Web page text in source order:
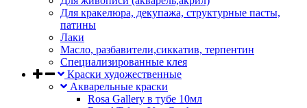
Для кракелюра, декупажа, структурные пасты,
патины
Лаки
Масло, разбавители,сиккатив, терпентин
Специализированные клея
Краски художественные
Акварельные краски
Rosa Gallery в тубе 10мл